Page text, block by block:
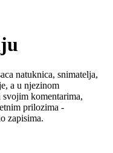
natuknica, snimatelja,
a u njezinom
komentarima,
prilozima -
zapisima.